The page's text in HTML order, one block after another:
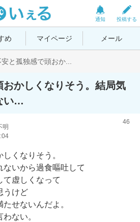
投稿する
通知
め マイページ メール
と孤独感で頭おか...
かしくなりそう。結局気
い…
明
46
くなりそう。
いから過食嘔吐して
て虚しくなって
うけど
せないんだよ。
ない。